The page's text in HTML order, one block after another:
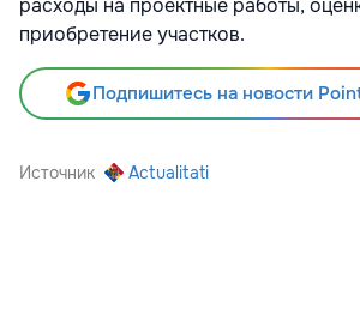
расходы на проектные работы,
приобретение участков.
Подпишитесь на новости
Источник Actualitati